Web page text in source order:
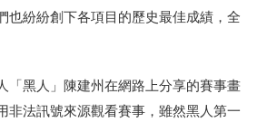
也紛紛創下各項目的歷史最佳成績，全
「黑人」陳建州在網路上分享的賽事畫
非法訊號來源觀看賽事，雖然黑人第一